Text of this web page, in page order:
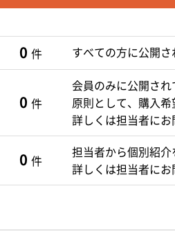
0 件 すべての方に公開さ
0 件
会員のみに公開され
原則として、購入
詳しくは担当者にお
0 件
担当者から個別紹介
詳しくは担当者にお